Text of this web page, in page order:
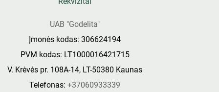
UAB "Godelita"
Įmonės kodas: 306624194
PVM kodas: LT1000016421715
V. Krėvės pr. 108A-14, LT-50380 Kaunas
Telefonas: +37060933339